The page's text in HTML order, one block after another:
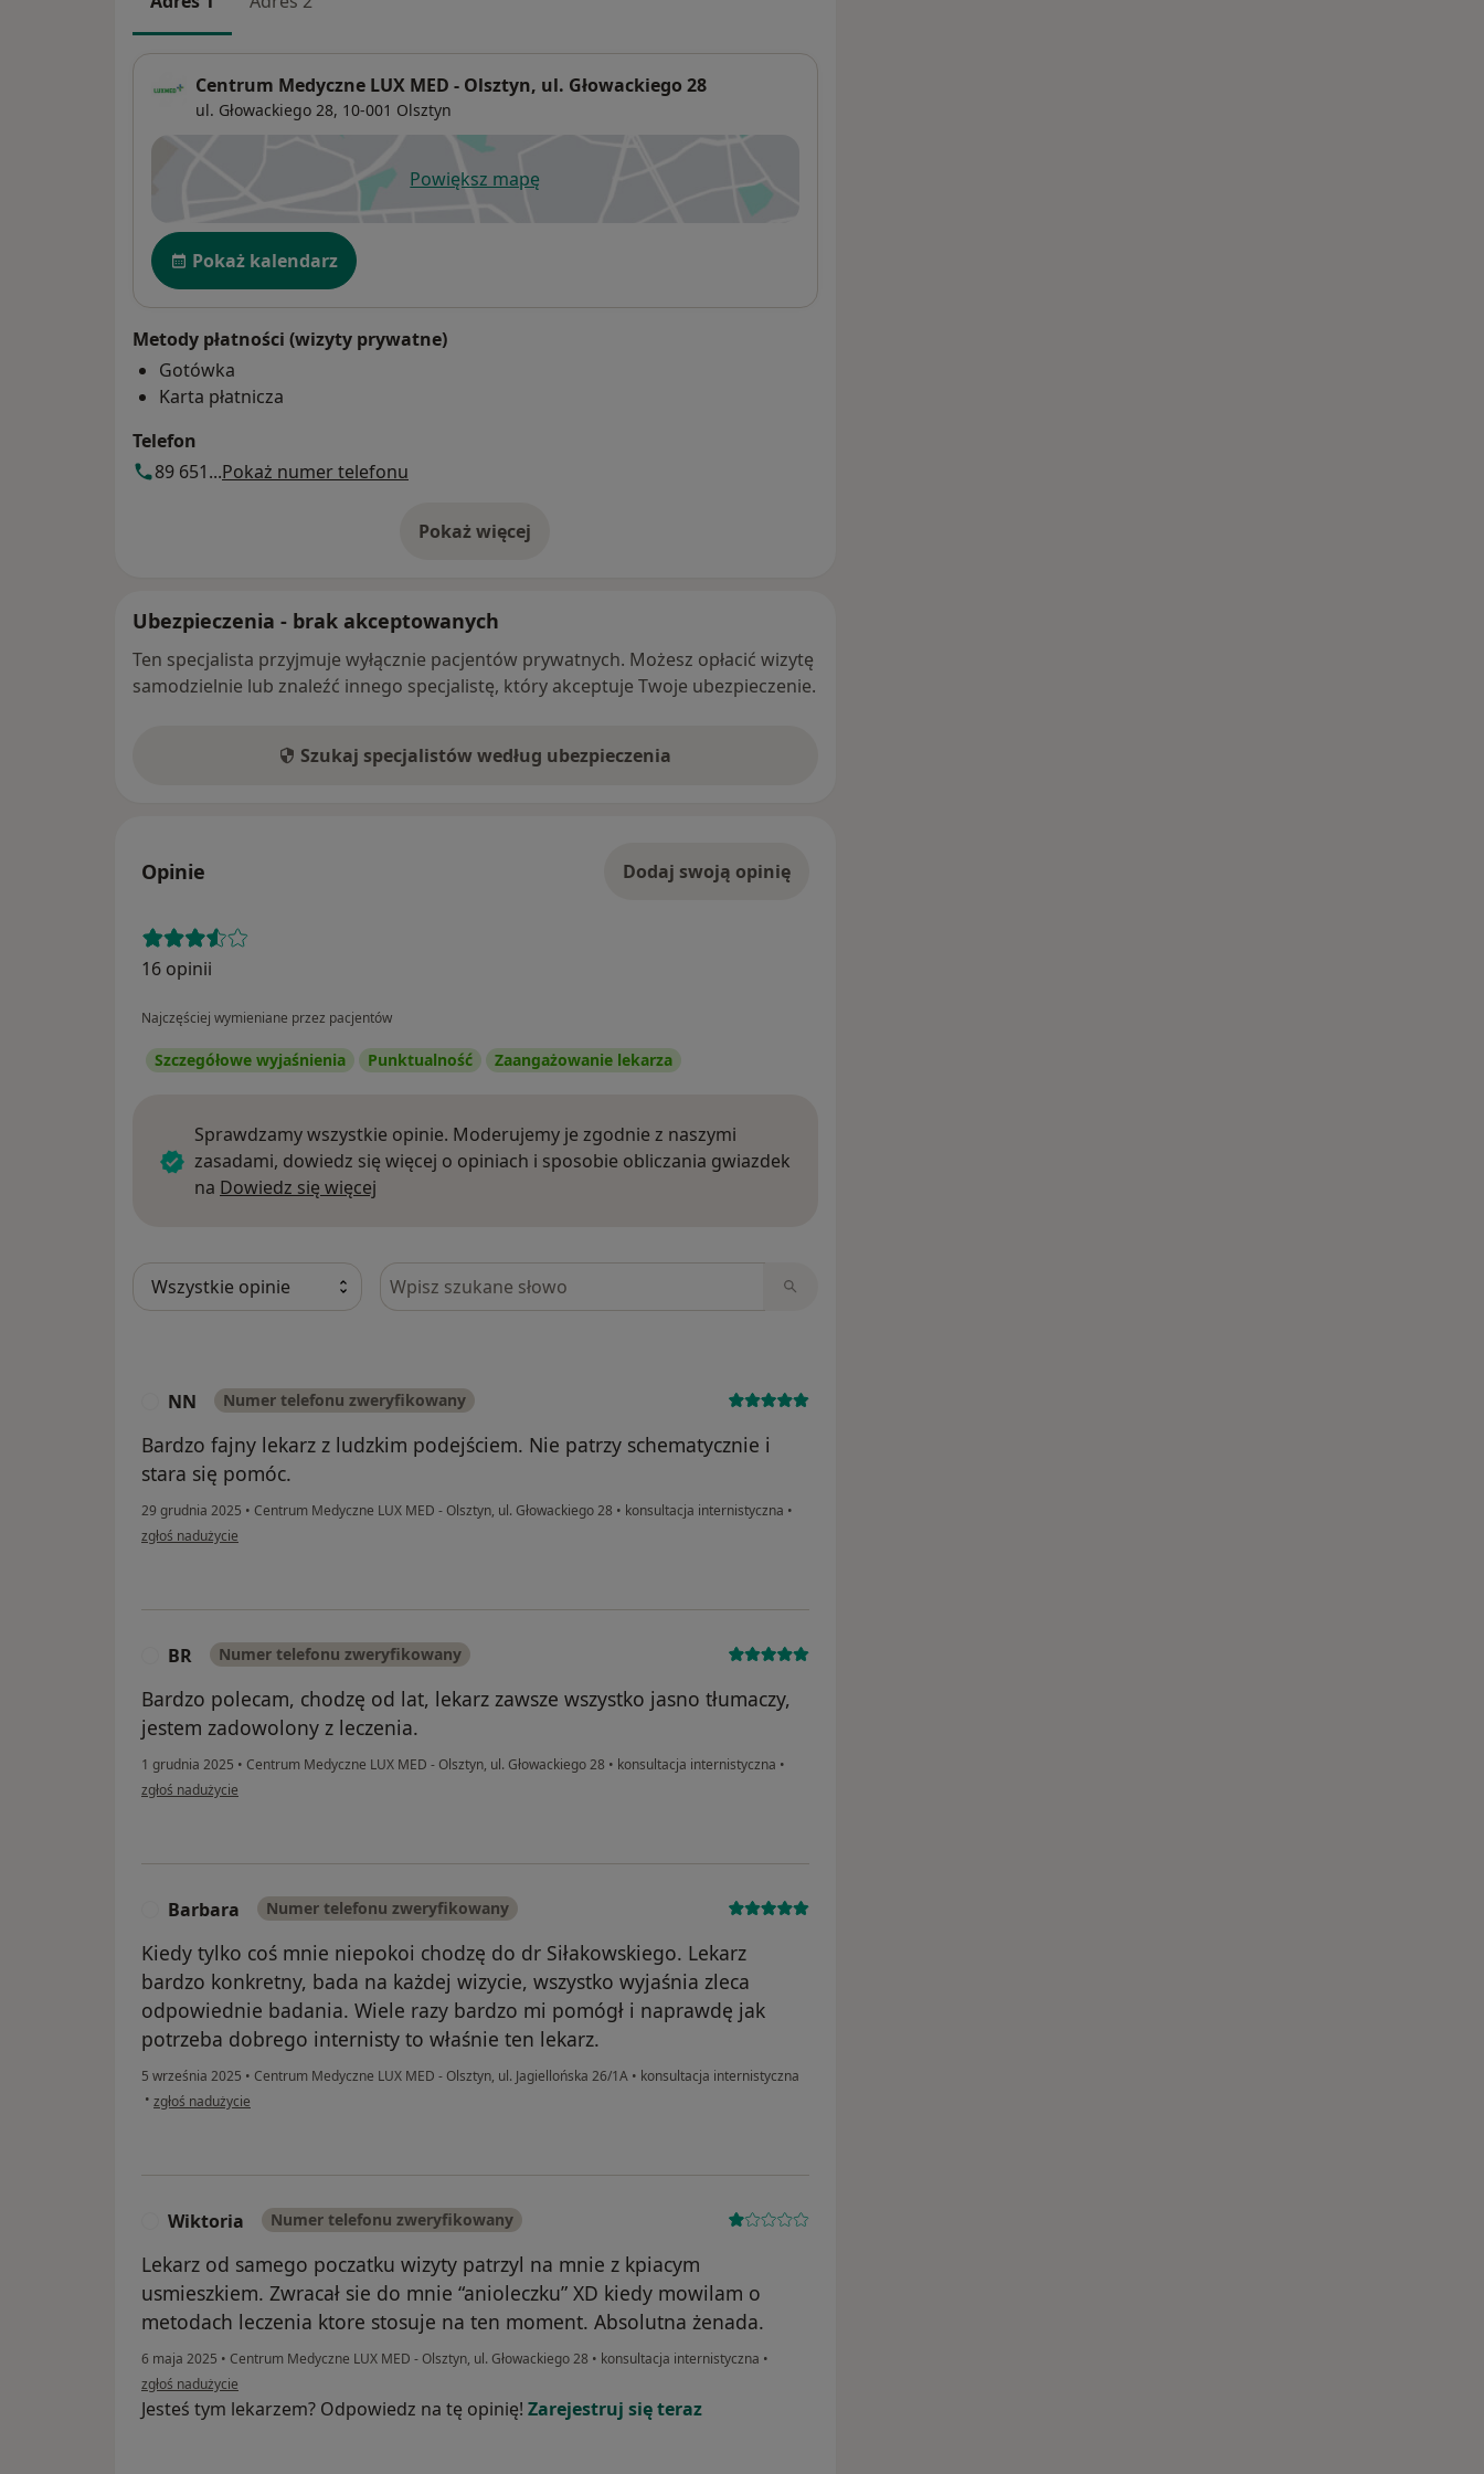
Centrum Medyczne LUX MED - Olsztyn, ul. Głowackiego 28
ul. Głowackiego 28, 10-001 Olsztyn
Powiększ mapęotwiera się w nowej karcie
Dostępność
Pokaż kalendarz
Metody płatności (wizyty prywatne)
Gotówka
Karta płatnicza
Telefon
89 651...Pokaż numer telefonu
Pokaż więcej
o adresie
Ubezpieczenia - brak akceptowanych
Ten specjalista przyjmuje wyłącznie pacjentów prywatnych. Możesz opłacić wizytę
samodzielnie lub znaleźć innego specjalistę, który akceptuje Twoje ubezpieczenie.
Szukaj specjalistów według ubezpieczenia
Opinie Dodaj swoją opinię
16 opinii
Najczęściej wymieniane przez pacjentów
Szczegółowe wyjaśnienia Punktualność Zaangażowanie lekarza
Sprawdzamy wszystkie opinie. Moderujemy je zgodnie z naszymi
zasadami, dowiedz się więcej o opiniach i sposobie obliczania gwiazdek
na Dowiedz się więcej
Szukaj w opiniach
NN Numer telefonu zweryfikowany
Bardzo fajny lekarz z ludzkim podejściem. Nie patrzy schematycznie i
stara się pomóc.
29 grudnia 2025 • Centrum Medyczne LUX MED - Olsztyn, ul. Głowackiego 28 • konsultacja internistyczna •
w opinii użytkownika NN
zgłoś nadużycie
BR Numer telefonu zweryfikowany
Bardzo polecam, chodzę od lat, lekarz zawsze wszystko jasno tłumaczy,
jestem zadowolony z leczenia.
1 grudnia 2025 • Centrum Medyczne LUX MED - Olsztyn, ul. Głowackiego 28 • konsultacja internistyczna •
w opinii użytkownika BR
zgłoś nadużycie
Barbara Numer telefonu zweryfikowany
Kiedy tylko coś mnie niepokoi chodzę do dr Siłakowskiego. Lekarz
bardzo konkretny, bada na każdej wizycie, wszystko wyjaśnia zleca
odpowiednie badania. Wiele razy bardzo mi pomógł i naprawdę jak
potrzeba dobrego internisty to właśnie ten lekarz.
5 września 2025 • Centrum Medyczne LUX MED - Olsztyn, ul. Jagiellońska 26/1A • konsultacja internistyczna
• w opinii użytkownika Barbara
zgłoś nadużycie
Wiktoria Numer telefonu zweryfikowany
Lekarz od samego poczatku wizyty patrzyl na mnie z kpiacym
usmieszkiem. Zwracał sie do mnie “anioleczku” XD kiedy mowilam o
metodach leczenia ktore stosuje na ten moment. Absolutna żenada.
6 maja 2025 • Centrum Medyczne LUX MED - Olsztyn, ul. Głowackiego 28 • konsultacja internistyczna •
w opinii użytkownika Wiktoria
zgłoś nadużycie
Jesteś tym lekarzem? Odpowiedz na tę opinię! Zarejestruj się teraz